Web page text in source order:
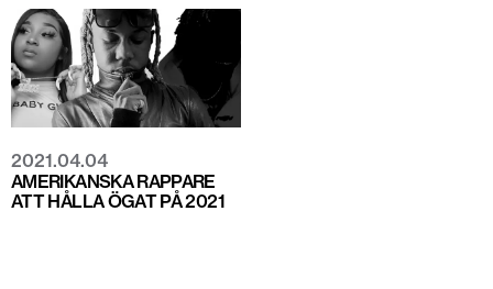
2021.04.04
AMERIKANSKA RAPPARE
ATT HÅLLA ÖGAT PÅ 2021